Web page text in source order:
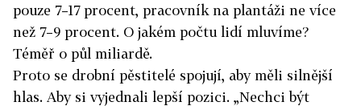
pouze 7–17 procent, pracovník na plantáži ne více
než 7–9 procent. O jakém počtu lidí mluvíme?
Téměř o půl miliardě.
Proto se drobní pěstitelé spojují, aby měli silnější
hlas. Aby si vyjednali lepší pozici. „Nechci být